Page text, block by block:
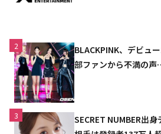
2
BLACKPINK、デビュ
部ファンから不満の
3
SECRET NUMBER出